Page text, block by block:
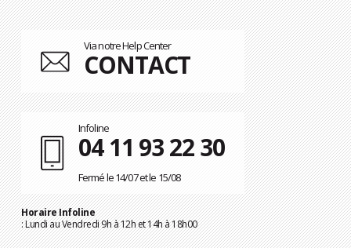
Via notre Help Center
CONTACT
Infoline
04 11 93 22 30
Fermé le 14/07 et le 15/08
Horaire Infoline
: Lundi au Vendredi 9h à 12h et 14h à 18h00